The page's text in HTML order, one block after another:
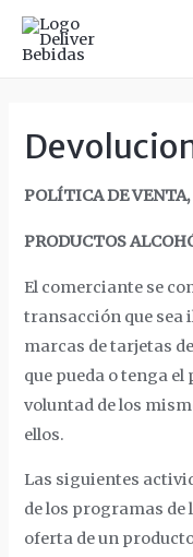
POLÍTICA DE VENTA,
PRODUCTOS
El comerciante se
transacción que sea
marcas de tarjetas
que pueda o tenga
voluntad de los
ellos.
Las siguientes
de los programas de
oferta de un